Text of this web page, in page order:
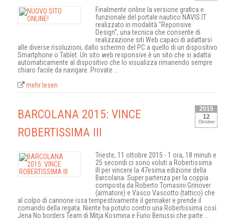
Finalmente online la versione grafica e
funzionale del portale nautico NAVIS.IT
realizzato in modalità "Reponsive
Design", una tecnica che consente di
realizzazione siti Web capaci di adattarsi
alle diverse risoluzioni, dallo schermo del PC a quello di un dispositivo
Smartphone o Tablet. Un sito web responsive è un sito che si adatta
automaticamente al dispositivo che lo visualizza rimanendo sempre
chiaro facile da navigare. Provate ...
mehr lesen
2015
12
Oktober
BARCOLANA 2015: VINCE
ROBERTISSIMA III
Trieste, 11 ottobre 2015 - 1 ora, 18 minuti e
25 secondi ci sono voluti a Robertissima
III per vincere la 47esima edizione della
Barcolana. Super partenza per la coppia
composta da Roberto Tomasini Grinover
(armatore) e Vasco Vascotto (tattico) che
al colpo di cannone issa tempestivamente il gennaker e prende il
comando della regata. Niente ha potuto contro una Robertissima così
Jena No borders Team di Mitja Kosmina e Furio Benussi che parte ...